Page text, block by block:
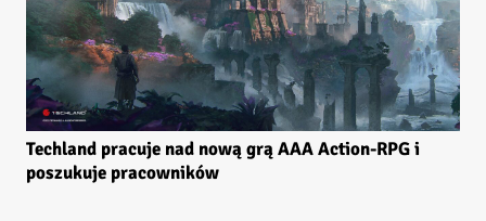
Techland pracuje nad nową grą AAA Action-RPG i
poszukuje pracowników